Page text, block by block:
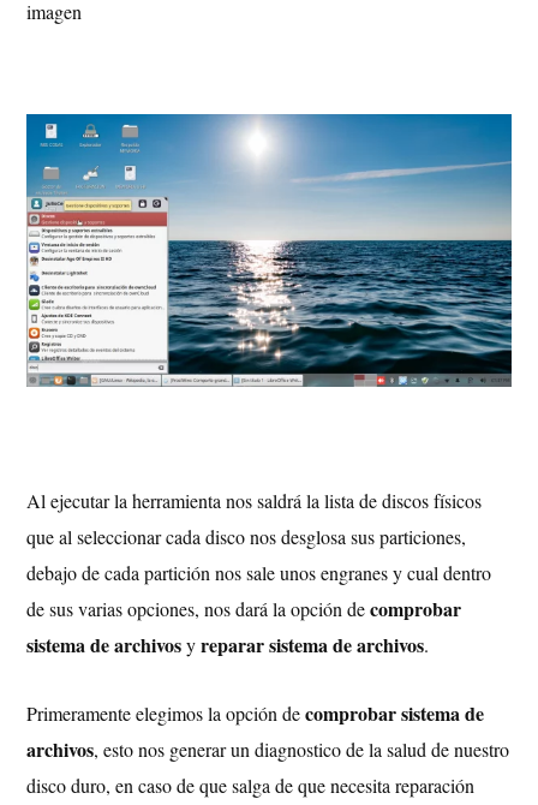
imagen
Al ejecutar la herramienta nos saldrá la lista de discos físicos
que al seleccionar cada disco nos desglosa sus particiones,
debajo de cada partición nos sale unos engranes y cual dentro
de sus varias opciones, nos dará la opción decomprobar
sistema de archivosyreparar sistema de archivos.
Primeramente elegimos la opción decomprobar sistema de
archivos, esto nos generar un diagnostico de la salud de nuestro
disco duro, en caso de que salga de que necesita reparación